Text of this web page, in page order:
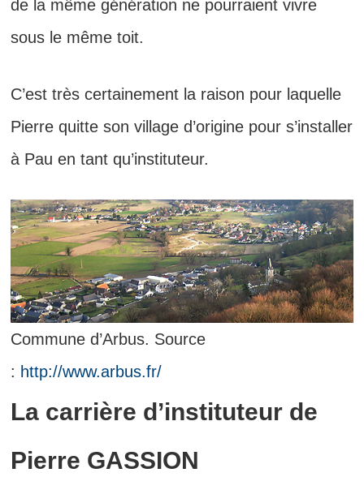
de la même génération ne pourraient vivre
sous le même toit.
C’est très certainement la raison pour laquelle
Pierre quitte son village d’origine pour s’installer
à Pau en tant qu’instituteur.
Commune d’Arbus. Source
: http://www.arbus.fr/
La carrière d’instituteur de
Pierre GASSION